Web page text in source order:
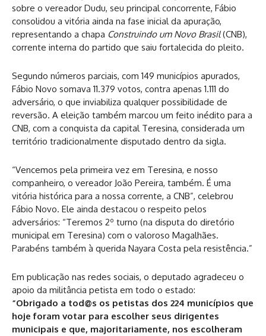
sobre o vereador Dudu, seu principal concorrente, Fábio
consolidou a vitória ainda na fase inicial da apuração,
representando a chapa Construindo um Novo Brasil(CNB),
corrente interna do partido que saiu fortalecida do pleito.
Segundo números parciais, com 149 municípios apurados,
Fábio Novo somava 11.379 votos, contra apenas 1.111 do
adversário, o que inviabiliza qualquer possibilidade de
reversão. A eleição também marcou um feito inédito para a
CNB, com a conquista da capital Teresina, considerada um
território tradicionalmente disputado dentro da sigla.
“Vencemos pela primeira vez em Teresina, e nosso
companheiro, o vereador João Pereira, também. É uma
vitória histórica para a nossa corrente, a CNB”, celebrou
Fábio Novo. Ele ainda destacou o respeito pelos
adversários: “Teremos 2º turno (na disputa do diretório
municipal em Teresina) com o valoroso Magalhães.
Parabéns também à querida Nayara Costa pela resistência.”
Em publicação nas redes sociais, o deputado agradeceu o
apoio da militância petista em todo o estado:
“Obrigado a tod@s os petistas dos 224 municípios que
hoje foram votar para escolher seus dirigentes
municipais e que, majoritariamente, nos escolheram